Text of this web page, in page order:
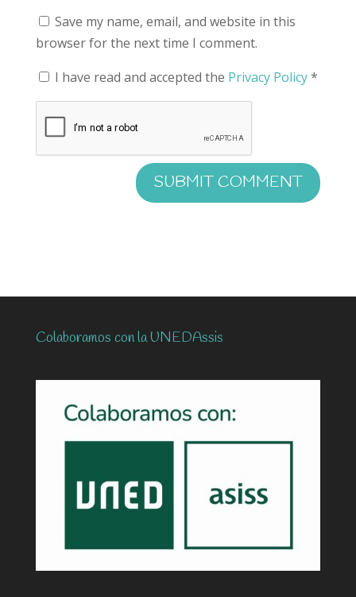
Save my name, email, and website in this
browser for the next time I comment.
I have read and accepted the Privacy Policy*
Colaboramos con la UNEDAssis